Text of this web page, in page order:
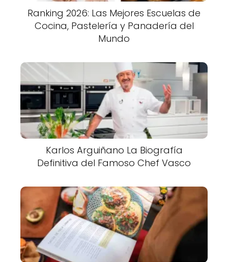
Ranking 2026: Las Mejores Escuelas de
Cocina, Pastelería y Panadería del
Mundo
Karlos Arguiñano La Biografía
Definitiva del Famoso Chef Vasco